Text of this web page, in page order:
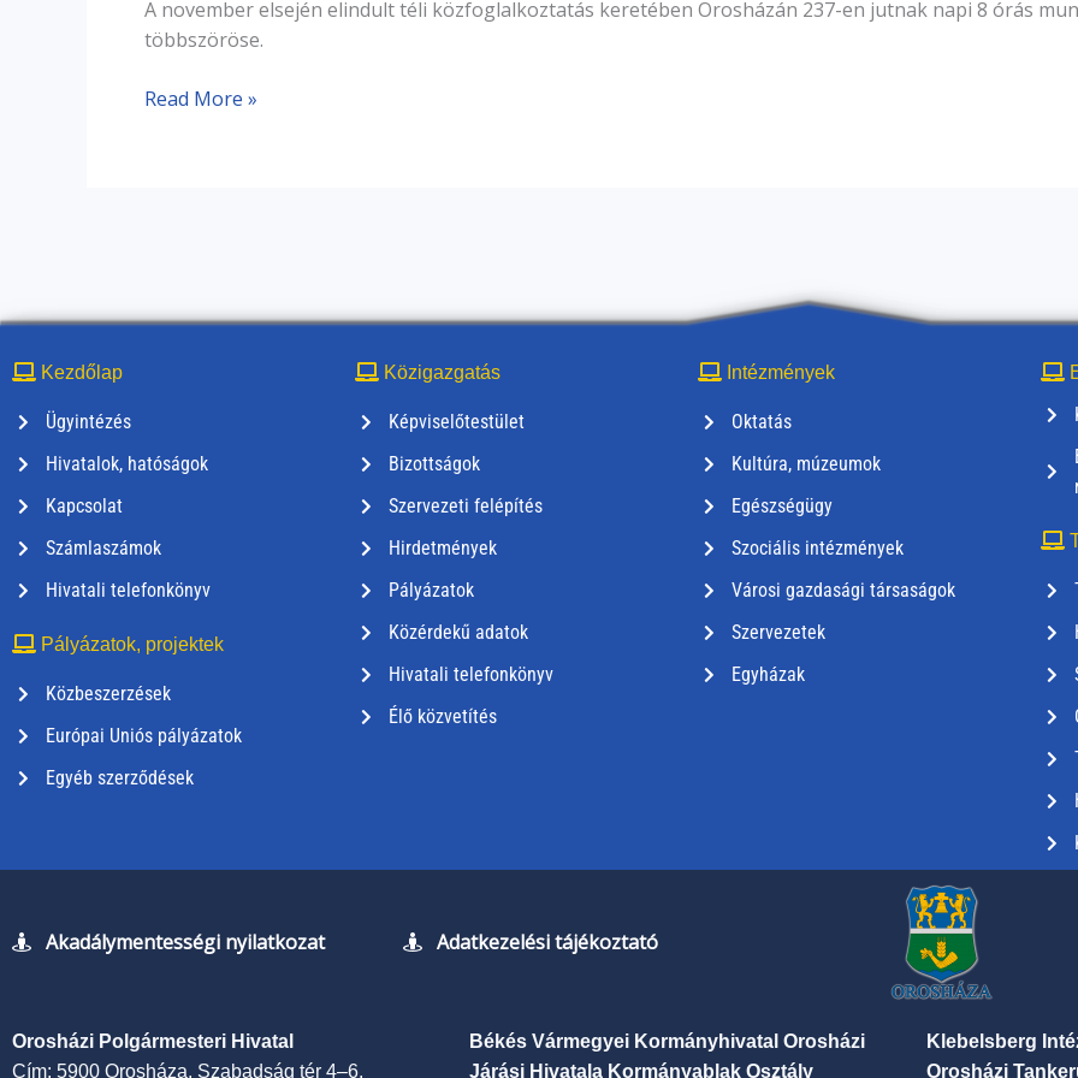
A november elsején elindult téli közfoglalkoztatás keretében Orosházán 237-en jutnak napi 8 órás
többszöröse.
Read More »
Kezdőlap
Ügyintézés
Hivatalok, hatóságok
Kapcsolat
Számlaszámok
Hivatali telefonkönyv
Pályázatok, projektek
Közbeszerzések
Európai Uniós pályázatok
Egyéb szerződések
Közigazgatás
Képviselőtestület
Bizottságok
Szervezeti felépítés
Hirdetmények
Pályázatok
Közérdekű adatok
Hivatali telefonkönyv
Élő közvetítés
Intézmények
Oktatás
Kultúra, múzeumok
Egészségügy
Szociális intézmények
Városi gazdasági társaságok
Szervezetek
Egyházak
Akadálymentességi nyilatkozat Adatkezelési tájékoztató
Orosházi Polgármesteri Hivatal
Cím: 5900 Orosháza, Szabadság tér 4–6.
Békés Vármegyei Kormányhivatal Orosházi
Járási Hivatala Kormányablak Osztály
Klebelsberg
Orosházi